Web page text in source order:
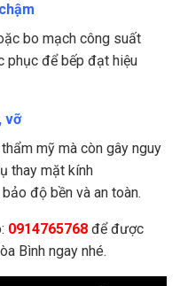
bo mạch công suất
phục để bếp đạt hiệu
vỡ
mỹ mà còn gây nguy
thay mặt kính
độ bền và an toàn.
0914765768 để được
Bình ngay nhé.